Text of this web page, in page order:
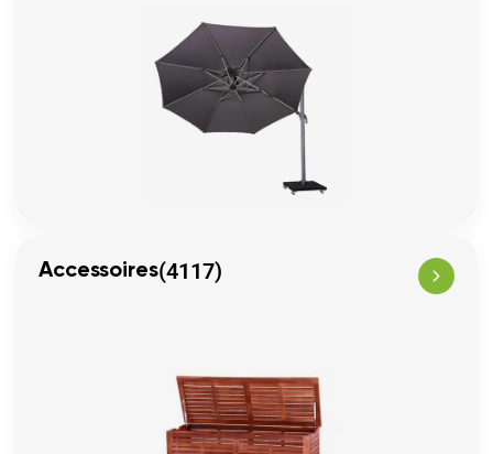
Accessoires(4117)